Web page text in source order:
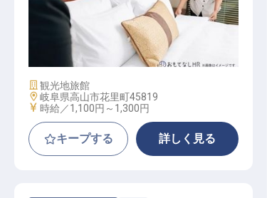
清掃スタッフ（土日祝のみ）
施設業態
観光地旅館
勤務地
岐阜県高山市花里町45819
給与
時給／1,100円～ 1,300円
キープする 詳しく見る